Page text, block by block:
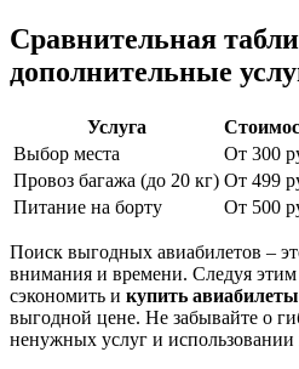
Сравнительная
дополнительные
Услуга
Выбор места
От 300
Провоз багажа (до 20 кг) От 499
Питание на борту
От 500
Поиск выгодных авиабилетов –
внимания и времени. Следуя
сэкономить и купить авиабилеты
выгодной цене. Не забывайте о
ненужных услуг и использовании